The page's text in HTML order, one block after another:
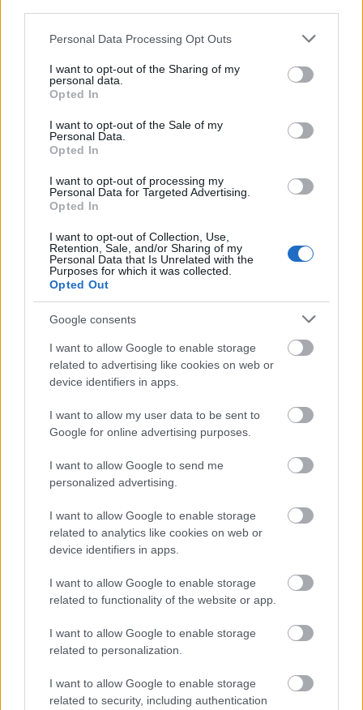
Please note that this website/app uses one or more Google
not limited to your visit or usage behaviour. You may click to
grant or deny consent to Google and its third-party tags to
use your data for below specified purposes in below Google
consent section.
Personal Data Processing Opt Outs
I want to opt-out of the Sharing of my
personal data.
Opted In
I want to opt-out of the Sale of my
Personal Data.
Opted In
I want to opt-out of processing my
Personal Data for Targeted Advertising.
Opted In
I want to opt-out of Collection, Use,
Retention, Sale, and/or Sharing of my
Personal Data that Is Unrelated with the
Purposes for which it was collected.
Opted Out
Google consents
I want to allow Google to enable storage
related to advertising like cookies on web or
device identifiers in apps.
I want to allow my user data to be sent to
Google for online advertising purposes.
I want to allow Google to send me
personalized advertising.
I want to allow Google to enable storage
related to analytics like cookies on web or
device identifiers in apps.
I want to allow Google to enable storage
related to functionality of the website or app.
I want to allow Google to enable storage
related to personalization.
I want to allow Google to enable storage
related to security, including authentication
ΑΣΕΠ: Εξ αποστάσεως η πιο Εύκολη
μέρες
Μάθε πρώτος όλες τις σημαντικές
ειδήσεις.
Βάλε το proson.gr στα αποτελέσματα
αναζήτησης της Google
Δημοφιλείς Ειδήσεις
Τουρισμός για Όλους 2026: Ποιοι
μπορούν να κάνουν αίτηση σήμερα –
ΑΣΕΠ: Δύο νέοι γραπτοί διαγωνισμοί
για διορισμούς στο Δημόσιο
Προσλήψεις στο Αρχαιολογικό
Μουσείο Ηρακλείου χωρίς πτυχίο -
Πότε λήγουν οι αιτήσεις